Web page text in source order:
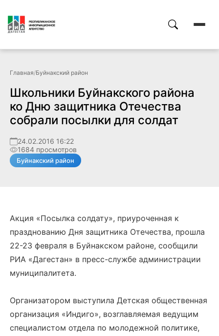
Главная/Буйнакский район
Школьники Буйнакского района
ко Дню защитника Отечества
собрали посылки для солдат
24.02.2016 16:22
1684 просмотров
Буйнакский район
Акция «Посылка солдату», приуроченная к
празднованию Дня защитника Отечества, прошла
22-23 февраля в Буйнакском районе, сообщили
РИА «Дагестан» в пресс-службе администрации
муниципалитета.
Организатором выступила Детская общественная
организация «Индиго», возглавляемая ведущим
специалистом отдела по молодежной политике,